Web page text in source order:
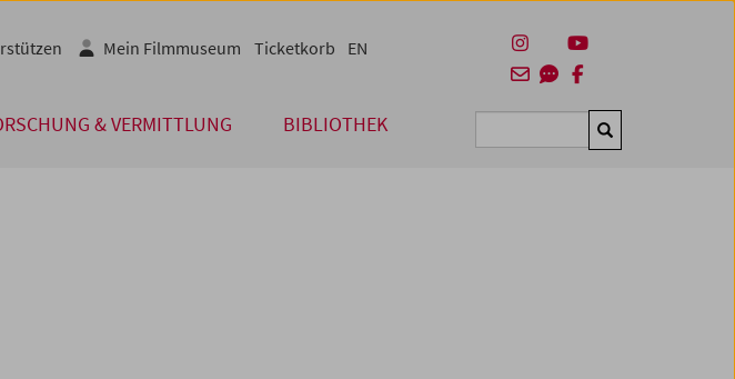
& VERMITTLUNG BIBLIOTHEK Suchen
Mein Filmmuseum Ticketkorb EN